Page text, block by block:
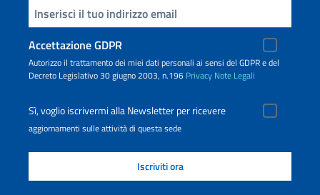
Inserisci la tua email
Accettazione GDPR
Autorizzo il trattamento dei miei dati personali ai sensi del GDPR e del
Decreto Legislativo 30 giugno 2003, n.196 Privacy Note Legali
Sì, voglio iscrivermi alla Newsletter per ricevere
aggiornamenti sulle attività di questa sede